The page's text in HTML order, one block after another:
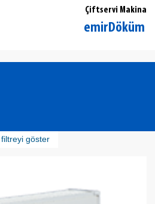
Çiftservi Makina
DemirDöküm Yetkili
filtreyi göster